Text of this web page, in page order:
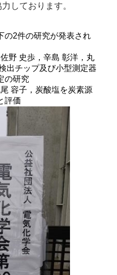
しております。
の2件の研究が発表され
野 史歩，辛島 彰洋，丸
出チップ及び小型測定器
の研究
容子，炭酸塩を炭素源
評価